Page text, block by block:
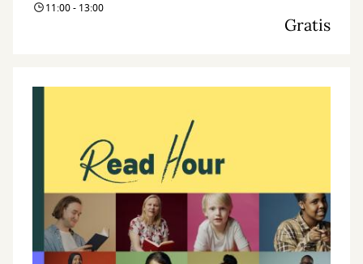
11:00 - 13:00
Gratis